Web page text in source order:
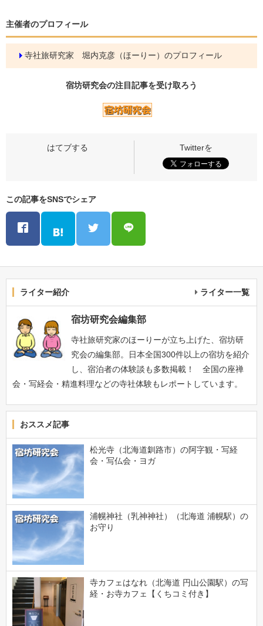
主催者のプロフィール
寺社旅研究家 堀内克彦（ほーりー）のプロフィール
宿坊研究会の注目記事を受け取ろう
この記事をSNSでシェア
ライター紹介 ライター一覧
宿坊研究会編集部
寺社旅研究家のほーりーが立ち上げた、宿坊研
究会の編集部。日本全国300件以上の宿坊を紹介
し、宿泊者の体験談も多数掲載！ 全国の座禅
会・写経会・精進料理などの寺社体験もレポートしています。
おススメ記事
松光寺（北海道釧路市）の阿字観・写経
会・写仏会・ヨガ
浦幌神社（乳神神社）（北海道 浦幌駅）の
お守り
寺カフェはなれ（北海道 円山公園駅）の写
経・お寺カフェ【くちコミ付き】